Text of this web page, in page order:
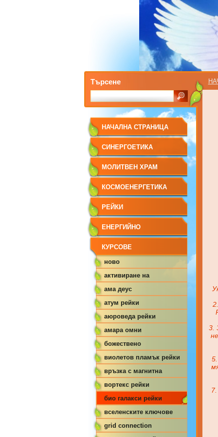
3.
НАЧАЛНА СТРАНИЦА
СИНЕРГОЕТИКА
МОЛИТВЕН ХРАМ
КОСМОЕНЕРГЕТИКА
РЕЙКИ
ЕНЕРГИЙНО
ИЗЧИСТВАНЕ
КУРСОВЕ
ново
активиране на
четвъртото око
ама деус
атум рейки
аюроведа рейки
амара омни
божествено
изравняване на тялото
виолетов пламък рейки
връзка с магнитна
земна решетка
вортекс рейки
био галакси рейки
вселенските ключове
на пробуждането
grid connection
Търсене